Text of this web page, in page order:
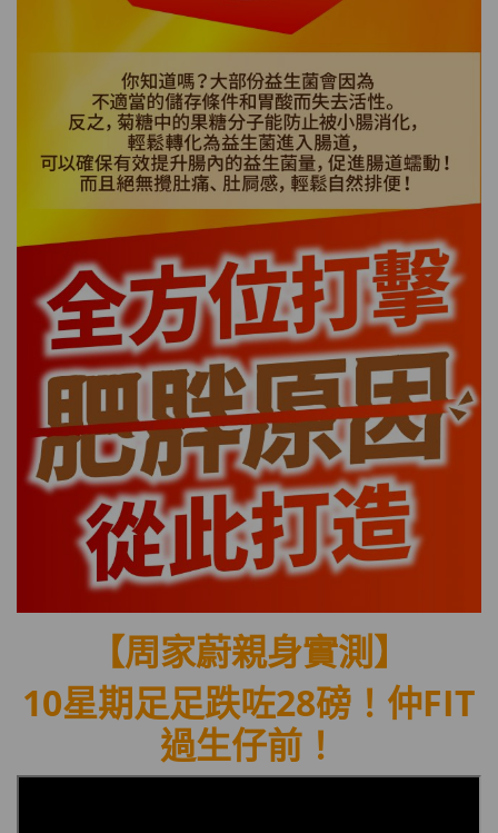
【周家蔚親身實測】
10星期足足跌咗28磅！ 仲FIT
過生仔前 ！